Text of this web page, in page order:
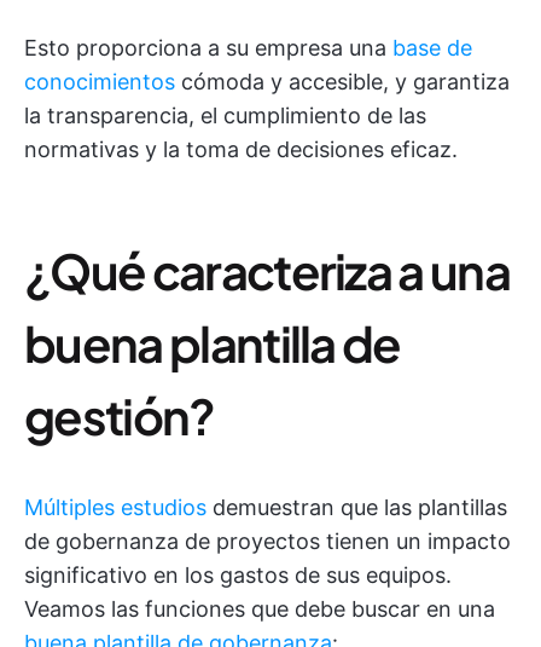
Esto proporciona a su empresa una base de
conocimientos cómoda y accesible, y garantiza
la transparencia, el cumplimiento de las
normativas y la toma de decisiones eficaz.
¿Qué caracteriza a una
buena plantilla de
gestión?
Múltiples estudios demuestran que las plantillas
de gobernanza de proyectos tienen un impacto
significativo en los gastos de sus equipos.
Veamos las funciones que debe buscar en una